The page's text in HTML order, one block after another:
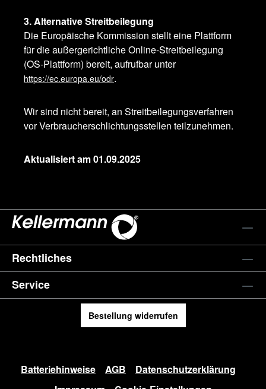
3. Alternative Streitbeilegung
Die Europäische Kommission stellt eine Plattform
für die außergerichtliche Online-Streitbeilegung
(OS-Plattform) bereit, aufrufbar unter
https://ec.europa.eu/odr.
Wir sind nicht bereit, an Streitbeilegungsverfahren
vor Verbraucherschlichtungsstellen teilzunehmen.
Aktualisiert am 01.09.2025
Rechtliches
Service
Bestellung widerrufen
Batteriehinweise AGB
Datenschutzerklärung